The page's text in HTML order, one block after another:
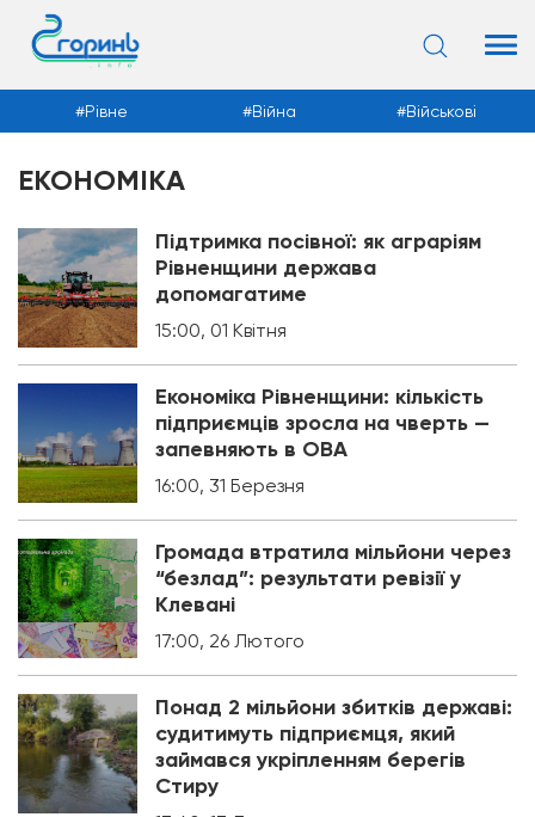
Новини
Рівне Війна Військові
ЕКОНОМІКА
Підтримка посівної: як аграріям
Рівненщини держава
допомагатиме
15:00, 01 Квітня
Економіка Рівненщини: кількість
підприємців зросла на чверть —
запевняють в ОВА
16:00, 31 Березня
Громада втратила мільйони через
“безлад”: результати ревізії у
Клевані
17:00, 26 Лютого
Понад 2 мільйони збитків державі:
судитимуть підприємця, який
займався укріпленням берегів
Стиру